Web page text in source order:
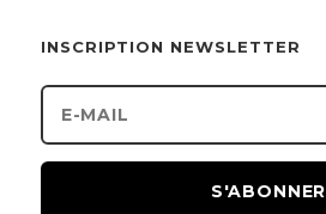
INSCRIPTION NEWSLETTER
S'ABONNER